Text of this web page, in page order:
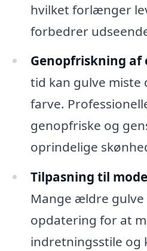
hvilket forlænger
forbedrer
Genopfriskning af
tid kan gulve miste
farve.
genopfriske og
oprindelige
Tilpasning til
Mange ældre
opdatering for at
indretningsstile og